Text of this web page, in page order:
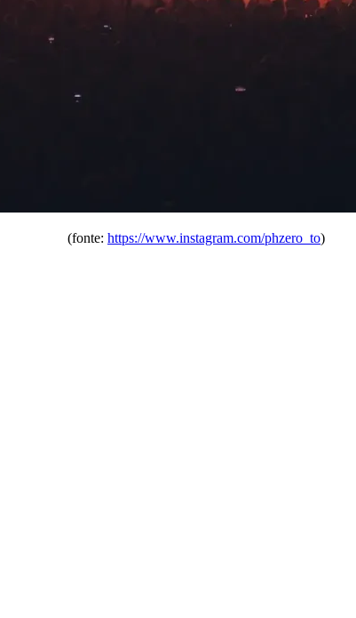
(fonte: https://www.instagram.com/phzero_to)